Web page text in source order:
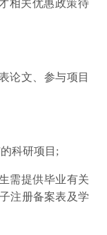
相关优惠政策待
论文、参与项目
科研项目;
需提供毕业有关
注册备案表及学